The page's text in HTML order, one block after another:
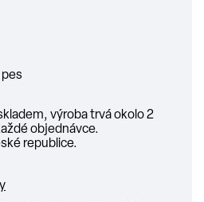
pes
výroba trvá okolo 2
objednávce.
republice.